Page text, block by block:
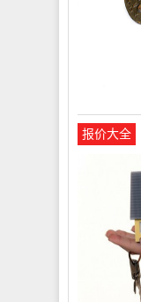
报价大全